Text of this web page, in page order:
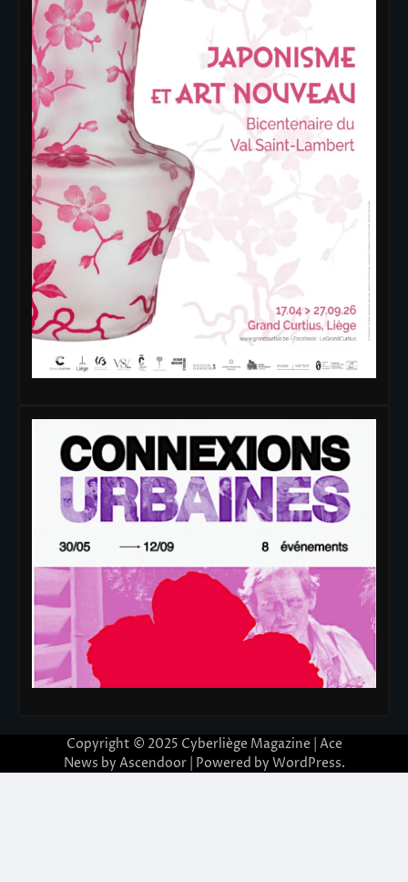
Copyright © 2025 Cyberliège Magazine | Ace
News by Ascendoor| Powered by WordPress.